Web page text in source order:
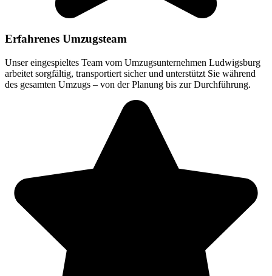
Erfahrenes Umzugsteam
Unser eingespieltes Team vom Umzugsunternehmen Ludwigsburg
arbeitet sorgfältig, transportiert sicher und unterstützt Sie während
des gesamten Umzugs – von der Planung bis zur Durchführung.